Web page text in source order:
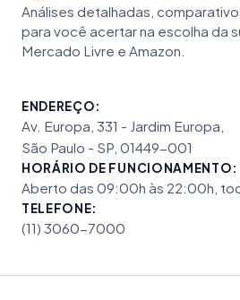
Análises detalhadas,
para você acertar na escolha da
Mercado Livre e Amazon.
ENDEREÇO:
Av. Europa, 331 - Jardim Europa,
São Paulo - SP, 01449-001
HORÁRIO DE FUNCIONAMENTO:
Aberto das 09:00h às 22:00h,
TELEFONE:
(11) 3060-7000